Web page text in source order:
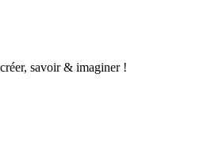
savoir & imaginer !